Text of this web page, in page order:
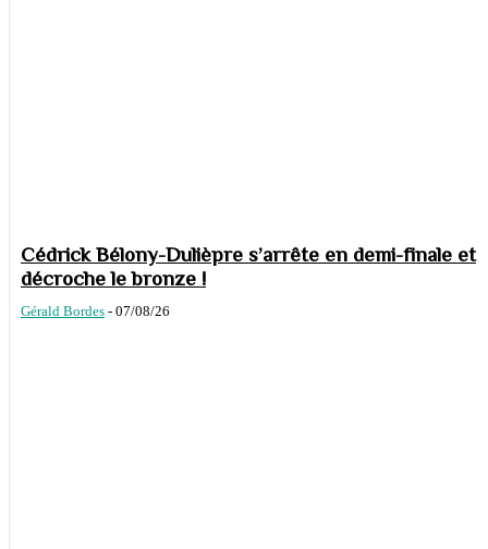
Cédrick Bélony-Dulièpre s’arrête en demi-finale et
décroche le bronze !
Gérald Bordes - 07/08/26